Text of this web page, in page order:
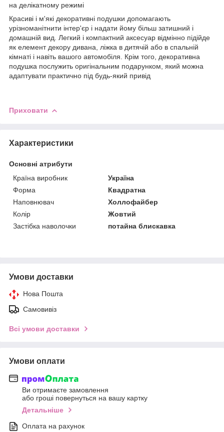
на делікатному режимі
Красиві і м'які декоративні подушки допомагають
урізноманітнити інтер'єр і надати йому більш затишний і
домашній вид. Легкий і компактний аксесуар відмінно підійде
як елемент декору дивана, ліжка в дитячій або в спальній
кімнаті і навіть вашого автомобіля. Крім того, декоративна
подушка послужить оригінальним подарунком, який можна
адаптувати практично під будь-який привід
Приховати
Характеристики
Основні атрибути
Країна виробник
Україна
Форма
Квадратна
Наповнювач
Холлофайбер
Колір
Жовтий
Застібка наволочки
потайна блискавка
Умови доставки
Нова Пошта
Самовивіз
Всі умови доставки
Умови оплати
Ви отримаєте замовлення
або гроші повернуться на вашу картку
Детальніше
Оплата на рахунок